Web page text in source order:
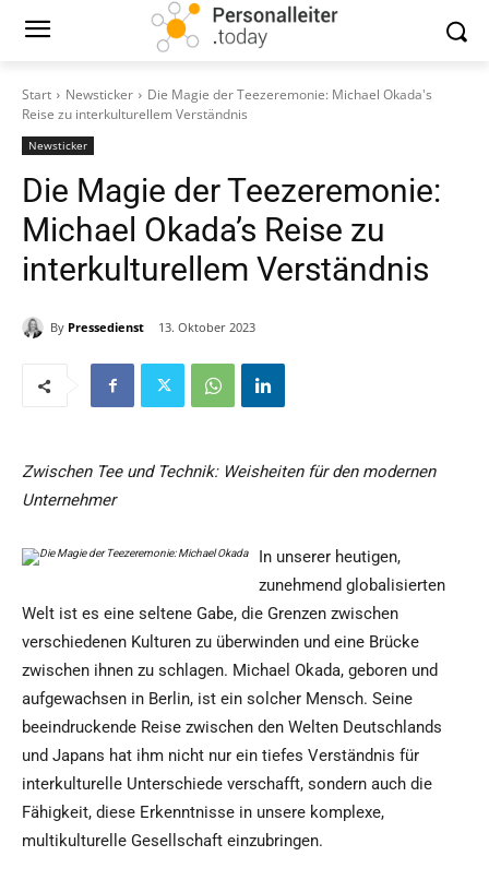
Start Newsticker
Die Magie der Teezeremonie: Michael Okada's
Reise zu interkulturellem Verständnis
Newsticker
Die Magie der Teezeremonie:
Michael Okada’s Reise zu
interkulturellem Verständnis
By Pressedienst 13. Oktober 2023
Zwischen Tee und Technik: Weisheiten für den modernen
Unternehmer
In unserer heutigen,
zunehmend globalisierten
Welt ist es eine seltene Gabe, die Grenzen zwischen
verschiedenen Kulturen zu überwinden und eine Brücke
zwischen ihnen zu schlagen. Michael Okada, geboren und
aufgewachsen in Berlin, ist ein solcher Mensch. Seine
beeindruckende Reise zwischen den Welten Deutschlands
und Japans hat ihm nicht nur ein tiefes Verständnis für
interkulturelle Unterschiede verschafft, sondern auch die
Fähigkeit, diese Erkenntnisse in unsere komplexe,
multikulturelle Gesellschaft einzubringen.